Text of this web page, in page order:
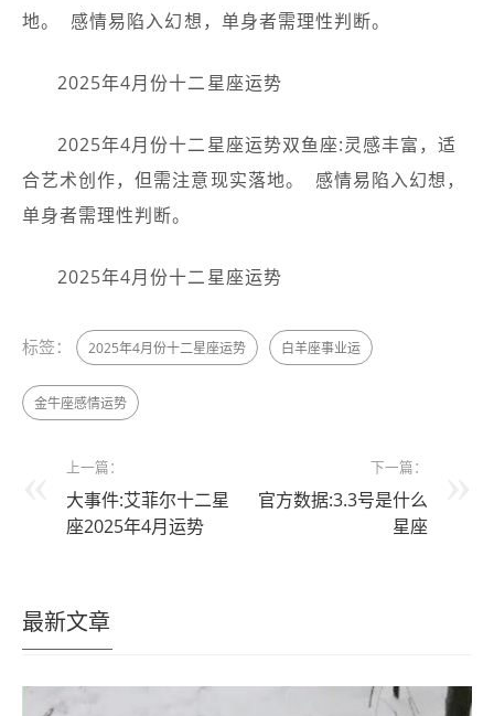
地。 ️ 感情易陷入幻想，单身者需理性判断。
2025年4月份十二星座运势
2025年4月份十二星座运势双鱼座:灵感丰富，适
合艺术创作，但需注意现实落地。 ️ 感情易陷入幻想，
单身者需理性判断。
2025年4月份十二星座运势
标签： 2025年4月份十二星座运势 白羊座事业运
金牛座感情运势
上一篇：
大事件:艾菲尔十二星
座2025年4月运势
下一篇：
官方数据:3.3号是什么
星座
最新文章